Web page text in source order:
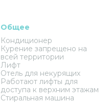
Общее
Кондиционер
Курение запрещено на
всей территории
Лифт
Отель для некурящих
Работают лифты для
доступа к верхним этажам
Стиральная машина